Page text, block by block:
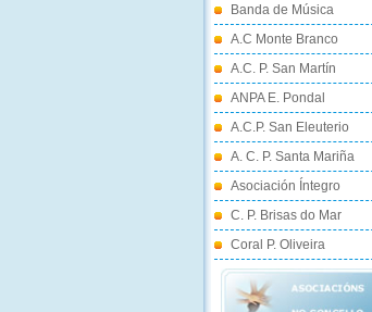
Banda de Música
A.C Monte Branco
A.C. P. San Martín
ANPA E. Pondal
A.C.P. San Eleuterio
A. C. P. Santa Mariña
Asociación Íntegro
C. P. Brisas do Mar
Coral P. Oliveira